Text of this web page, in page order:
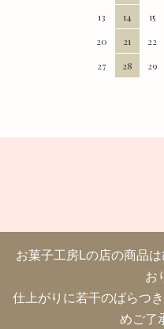
13
14 15
20
21 22
27
28 29
お菓子工房Lの店の商品
お
仕上がりに若干のばらつ
めご了